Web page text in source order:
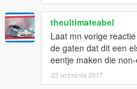
theultimateabel
Laat mn vorige
de gaten dat dit een
eentje maken die
23 września 2017